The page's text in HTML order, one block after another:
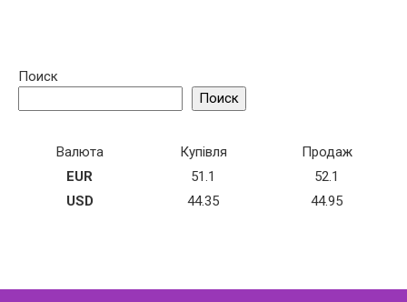
Поиск
Поиск
Валюта Купівля
Продаж
EUR
51.1
52.1
USD
44.35 44.95